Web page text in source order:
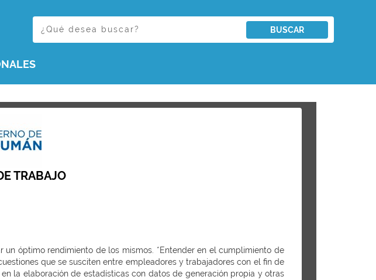
BUSCAR
TRABAJO
óptimo rendimiento de los mismos. *Entender en el cumplimiento de
que se susciten entre empleadores y trabajadores con el fin de
la elaboración de estadísticas con datos de generación propia y otras